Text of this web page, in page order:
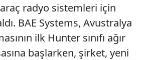
radyo sistemleri için
BAE Systems, Avustralya
ilk Hunter sınıfı ağır
başlarken, şirket, yeni